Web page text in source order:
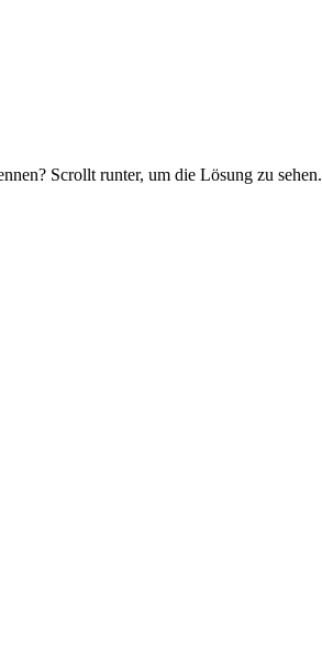
Scrollt runter, um die Lösung zu sehen.